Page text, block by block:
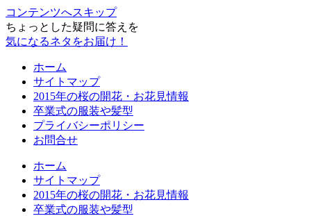
コンテンツへスキップ
ちょっとした疑問に答えを
気になるネタをお届け！
ホーム
サイトマップ
2015年の桜の開花・お花見情報
卒業式の服装や髪型
プライバシーポリシー
お問合せ
ホーム
サイトマップ
2015年の桜の開花・お花見情報
卒業式の服装や髪型